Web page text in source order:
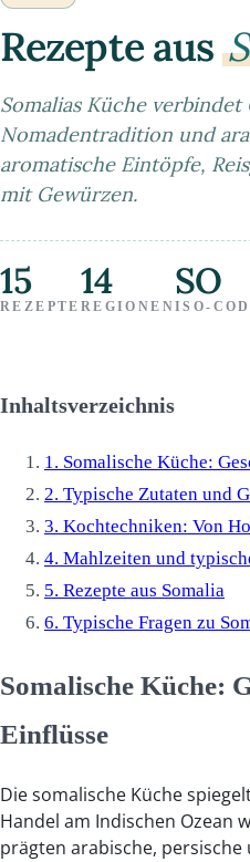
Rezepte aus
Somalias Küche
Nomadentradition und
aromatische Eintöpfe,
mit Gewürzen.
15
REZEPTE
14
REGIONEN
SO
ISO-
Inhaltsverzeichnis
1. Somalische Küche:
2. Typische Zutaten und
3. Kochtechniken: Von
4. Mahlzeiten und
5. Rezepte aus Somalia
6. Typische Fragen zu
Somalische Küche:
Einflüsse
Die somalische Küche
Handel am Indischen Ozean
prägten arabische,